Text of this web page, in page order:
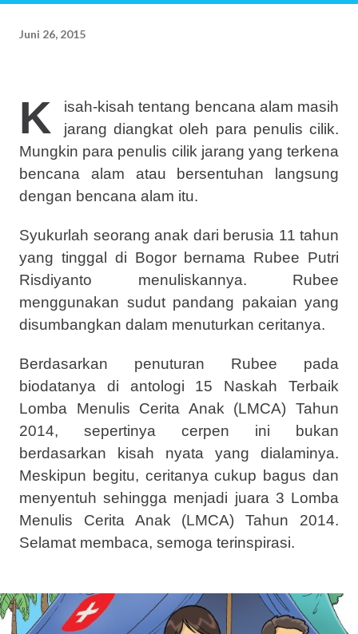
mendapat pertanyaan tersebut: Saya ingin menciptakan
Juni 26, 2015
K
isah-kisah tentang bencana alam masih
jarang diangkat oleh para penulis cilik.
Mungkin para penulis cilik jarang yang terkena
bencana alam atau bersentuhan langsung
dengan bencana alam itu.
Syukurlah seorang anak dari berusia 11 tahun
yang tinggal di Bogor bernama Rubee Putri
Risdiyanto menuliskannya. Rubee
menggunakan sudut pandang pakaian yang
disumbangkan dalam menuturkan ceritanya.
Berdasarkan penuturan Rubee pada
biodatanya di antologi 15 Naskah Terbaik
Lomba Menulis Cerita Anak (LMCA) Tahun
2014, sepertinya cerpen ini bukan
berdasarkan kisah nyata yang dialaminya.
Meskipun begitu, ceritanya cukup bagus dan
menyentuh sehingga menjadi juara 3 Lomba
Menulis Cerita Anak (LMCA) Tahun 2014.
Selamat membaca, semoga terinspirasi.